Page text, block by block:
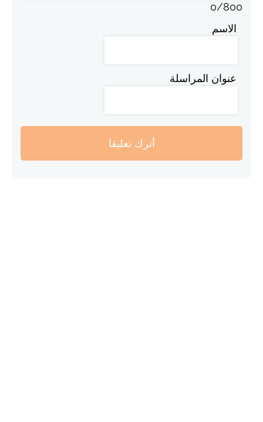
0/800
الاسم
عنوان المراسلة
أترك تعليقا